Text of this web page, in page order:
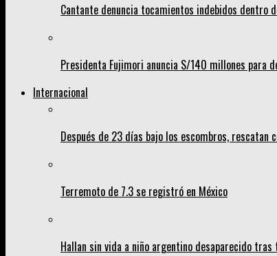
Cantante denuncia tocamientos indebidos dentro
Presidenta Fujimori anuncia S/140 millones para
Internacional
Después de 23 días bajo los escombros, rescatan
Terremoto de 7.3 se registró en México
Hallan sin vida a niño argentino desaparecido tras